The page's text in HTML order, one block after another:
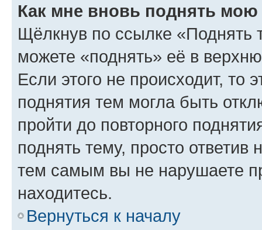
Как мне вновь поднять мою
Щёлкнув по ссылке «Поднять
можете «поднять» её в
Если этого не происходит, то
поднятия тем могла быть
пройти до повторного
поднять тему, просто ответив
тем самым вы не нарушаете
находитесь.
Вернуться к началу